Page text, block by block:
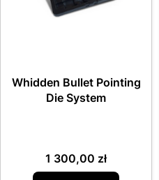
Whidden Bullet Pointing
Die System
Cena
1 300,00 zł